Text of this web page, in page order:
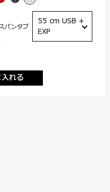
れる
パンダブ
55 cm USB +
EXP